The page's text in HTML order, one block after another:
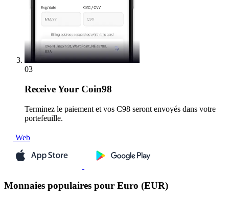
03
ReceiveYour Coin98
Terminez le paiement et vos C98 seront envoyés dans votre
portefeuille.
Web
Monnaies populaires pour Euro (EUR)